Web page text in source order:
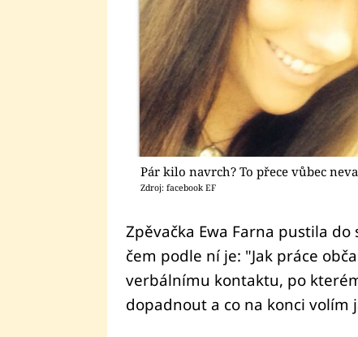
Pár kilo navrch? To přece vůbec
Zdroj: facebook EF
Zpěvačka Ewa Farna pustila
čem podle ní je: "Jak práce
verbálnímu kontaktu, po
dopadnout a co na konci volím